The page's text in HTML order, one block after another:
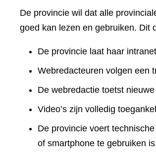
De provincie wil dat alle
goed kan lezen en gebruiken. Dit
De provincie laat haar
Webredacteuren volgen een
De webredactie toetst
Video’s zijn volledig
De provincie voert
of smartphone te gebruiken